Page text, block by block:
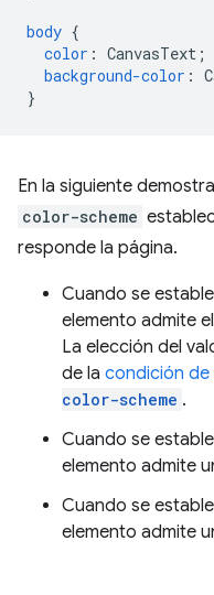
body {
color : CanvasText ;
background-color :
}
En la siguiente
color-scheme
responde la página.
Cuando se
elemento admite
La elección del
de la condición de
color-scheme .
Cuando se
elemento admite
Cuando se
elemento admite